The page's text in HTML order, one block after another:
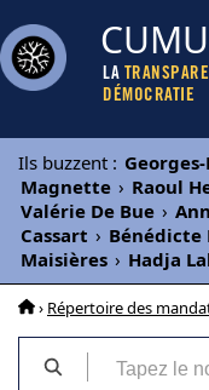
LA
DÉMOCRATIE
Ils buzzent :
Magnette › Raoul
Valérie De Bue ›
Cassart › Bénédicte
Maisières › Hadja
› Répertoire des